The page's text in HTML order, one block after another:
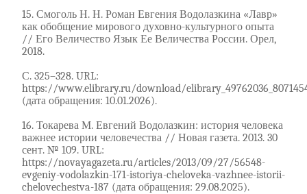
15. Смоголь Н. Н. Роман Евгения Водолазкина «Лавр»
как обобщение мирового духовно-культурного опыта
// Его Величество Язык Ее Величества России. Орел,
2018.
С. 325–328. URL:
https://www.elibrary.ru/download/
(дата обращения: 10.01.2026).
16. Токарева М. Евгений Водолазкин: история человека
важнее истории человечества // Новая газета. 2013. 30
сент. № 109. URL:
https://novayagazeta.ru/articles/2013/09/27/56548-
evgeniy-vodolazkin-171-istoriya-cheloveka-vazhnee-istorii-
chelovechestva-187 (дата обращения: 29.08.2025).